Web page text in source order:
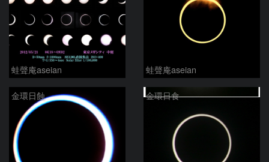
蛙聲庵aseian 蛙聲庵aseian
金環日蝕 金環日食